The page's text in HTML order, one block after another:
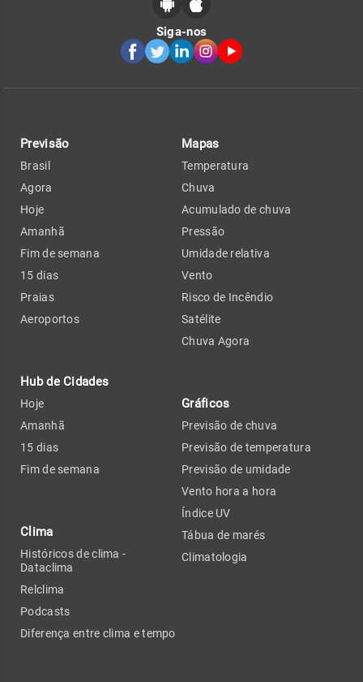
Siga-nos
Previsão
Brasil
Agora
Hoje
Amanhã
Fim de semana
15 dias
Praias
Aeroportos
Hub de Cidades
Hoje
Amanhã
15 dias
Fim de semana
Clima
Históricos de clima -
Dataclima
Relclima
Podcasts
Diferença entre clima e tempo
Mapas
Temperatura
Chuva
Acumulado de chuva
Pressão
Umidade relativa
Vento
Risco de Incêndio
Satélite
Chuva Agora
Gráficos
Previsão de chuva
Previsão de temperatura
Previsão de umidade
Vento hora a hora
Índice UV
Tábua de marés
Climatologia